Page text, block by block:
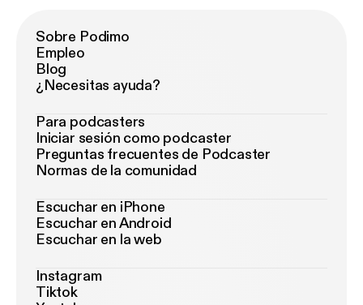
Sobre Podimo
Empleo
Blog
¿Necesitas ayuda?
Para podcasters
Iniciar sesión como podcaster
Preguntas frecuentes de Podcaster
Normas de la comunidad
Escuchar en iPhone
Escuchar en Android
Escuchar en la web
Instagram
Tiktok